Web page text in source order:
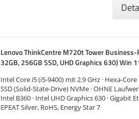
Lenovo ThinkCentre M720t Tower Business-
32GB, 256GB SSD, UHD Graphics 630) Win
Intel Core i5 (i5-9400) mit 2.9 GHz · Hexa-Core
SSD (Solid-State-Drive) NVMe · OHNE
Intel B360 · Intel UHD Graphics 630 · Gigabit
EPEAT Silver, RoHS, Energy Star 7